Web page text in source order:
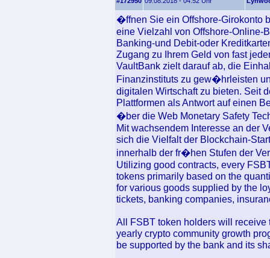
�ffnen Sie ein Offshore-Girokonto
eine Vielzahl von Offshore-Online-
Banking-und Debit-oder
Zugang zu Ihrem Geld von fast
VaultBank zielt darauf ab, die
Finanzinstituts zu gew�hrleisten
digitalen Wirtschaft zu bieten. Seit
Plattformen als Antwort auf einen
�ber die Web Monetary Safety
Mit wachsendem Interesse an der
sich die Vielfalt der Blockchain-
innerhalb der fr�hen Stufen der
Utilizing good contracts, every
tokens primarily based on the
for various goods supplied by the
tickets, banking companies,
All FSBT token holders will receive
yearly crypto community growth
be supported by the bank and its